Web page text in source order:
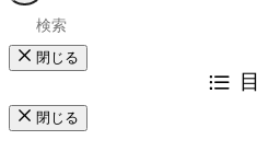
閉じる
閉じる